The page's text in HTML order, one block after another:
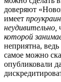
доверяют
имеет
неудивительно,
которой
неприятна,
самое можно
опубликовали